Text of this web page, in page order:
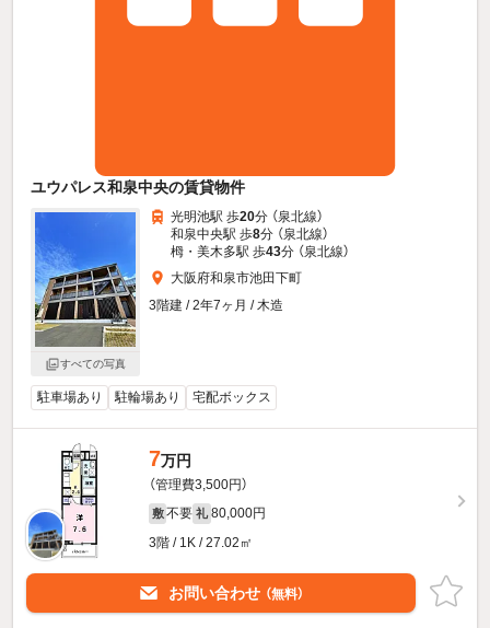
ユウパレス和泉中央の賃貸物件
すべての写真
光明池駅 歩20分 （泉北線）
和泉中央駅 歩8分 （泉北線）
栂・美木多駅 歩43分 （泉北線）
大阪府和泉市池田下町
3階建 / 2年7ヶ月 / 木造
駐車場あり 駐輪場あり 宅配ボックス
7万円
（管理費3,500円）
敷 不要 礼 80,000円
3階 / 1K / 27.02㎡
お問い合わせ （無料）